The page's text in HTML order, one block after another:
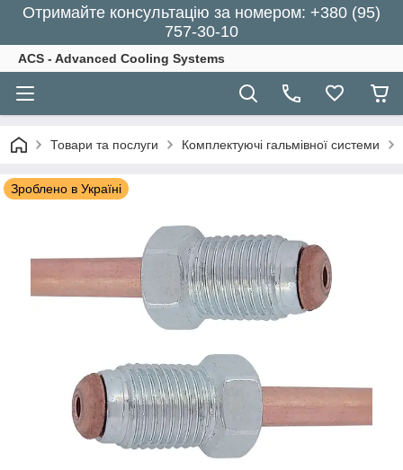
Отримайте консультацію за номером: +380 (95)
757-30-10
ACS - Advanced Cooling Systems
Товари та послуги Комплектуючі гальмівної системи
Зроблено в Україні